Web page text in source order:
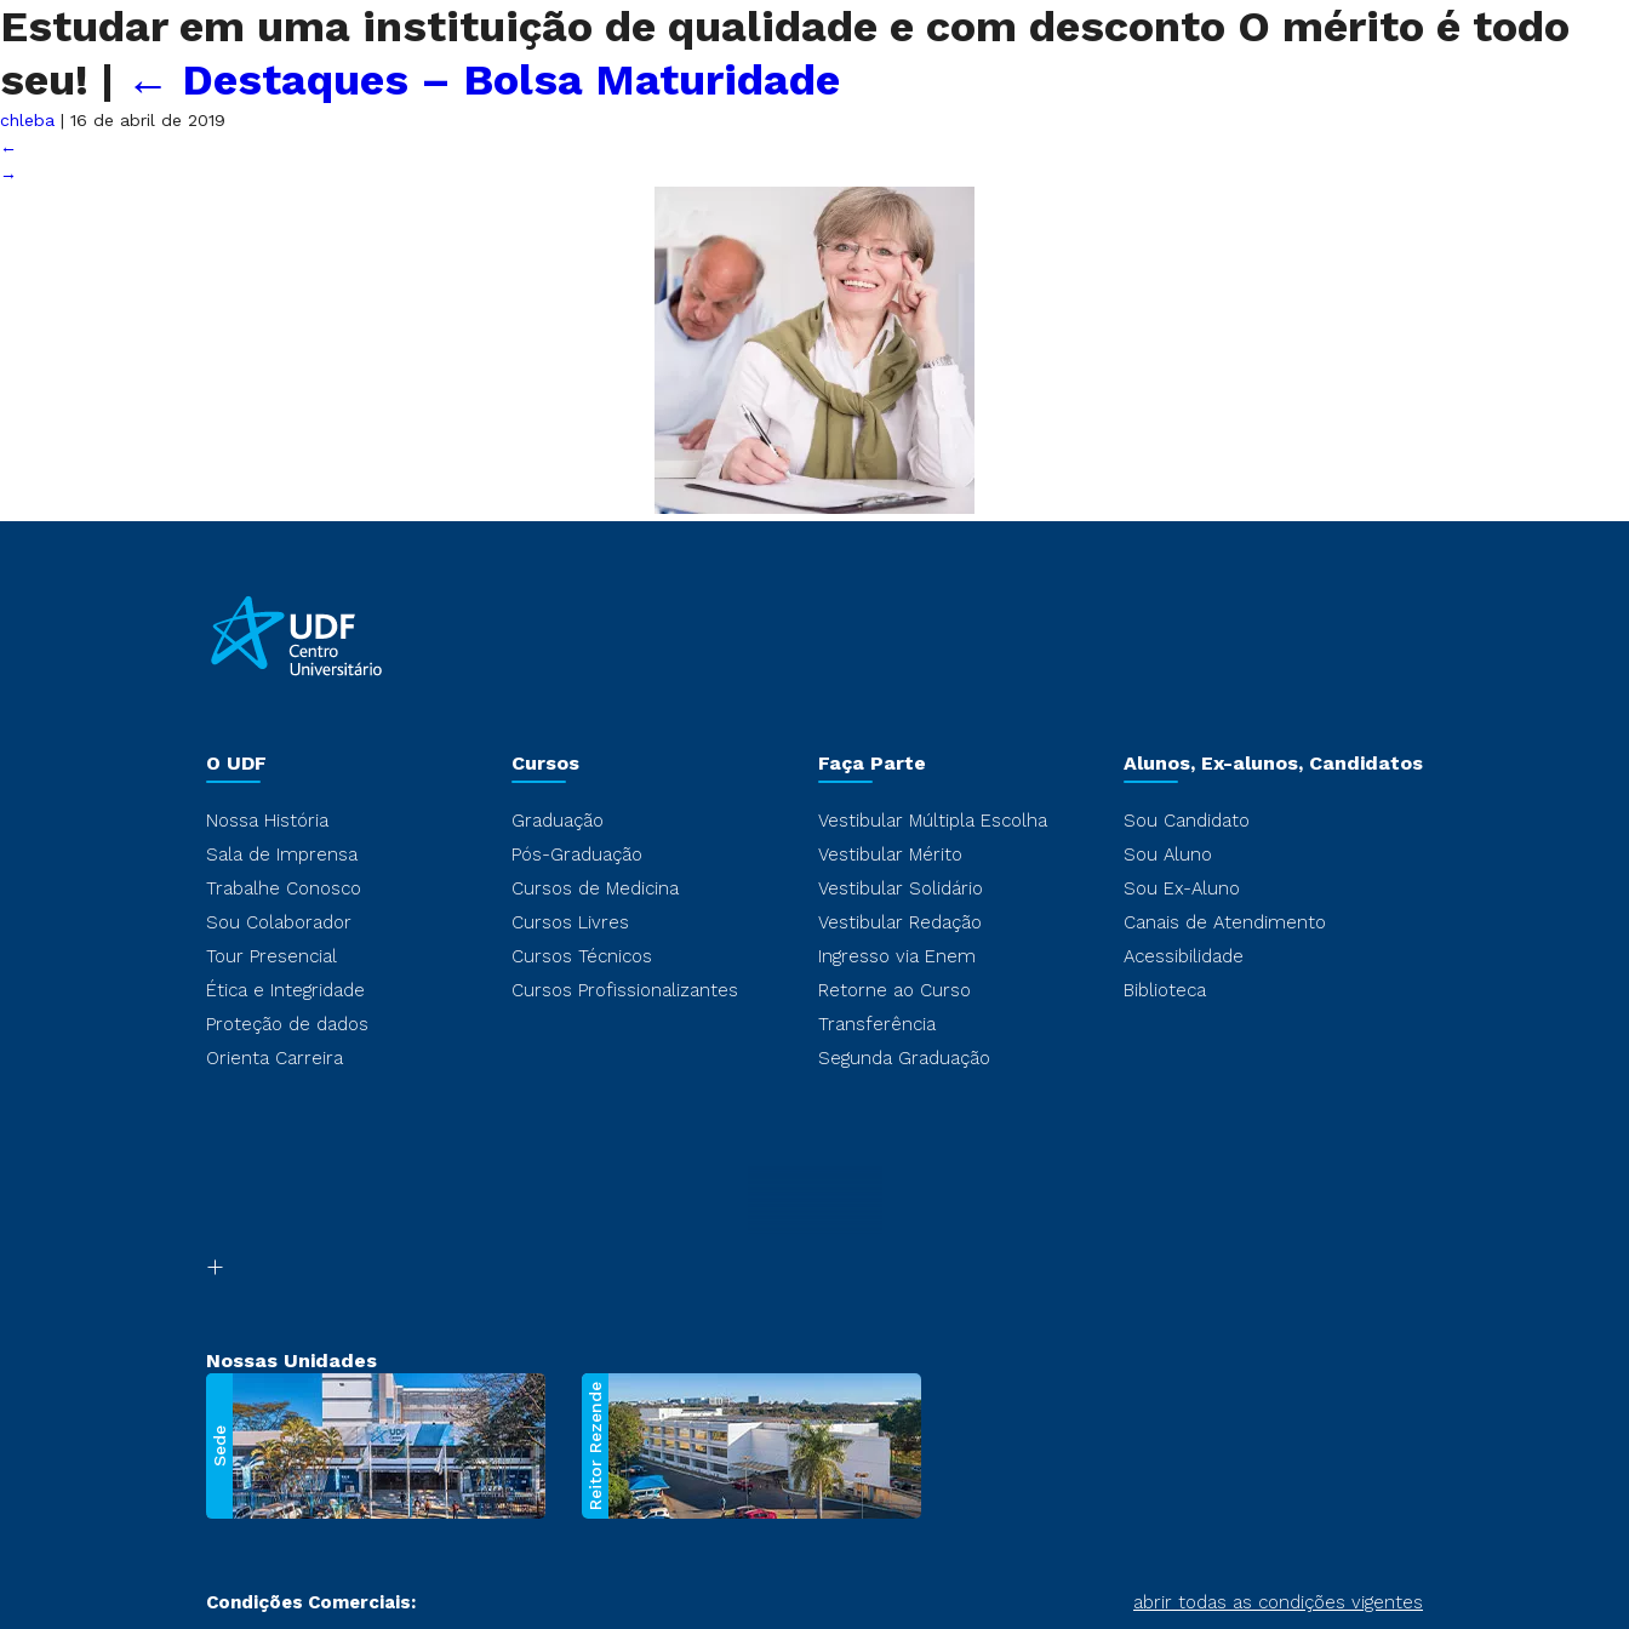
Estudar em uma instituição de qualidade e com desconto O mérito é todo
seu! | ← Destaques – Bolsa Maturidade
chleba | 16 de abril de 2019
←
→
O UDF
Nossa História
Sala de Imprensa
Trabalhe Conosco
Sou Colaborador
Tour Presencial
Ética e Integridade
Proteção de dados
Orienta Carreira
Cursos
Graduação
Pós-Graduação
Cursos de Medicina
Cursos Livres
Cursos Técnicos
Cursos Profissionalizantes
Faça Parte
Vestibular Múltipla Escolha
Vestibular Mérito
Vestibular Solidário
Vestibular Redação
Ingresso via Enem
Retorne ao Curso
Transferência
Segunda Graduação
Alunos, Ex-alunos, Candidatos
Sou Candidato
Sou Aluno
Sou Ex-Aluno
Canais de Atendimento
Acessibilidade
Biblioteca
Nossas Unidades
Sede Reitor Rezende
Condições Comerciais: abrir todas as condições vigentes